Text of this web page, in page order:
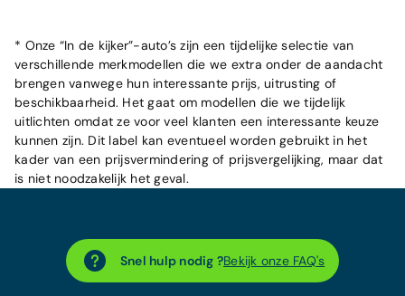
* Onze “In de kijker”-auto’s zijn een tijdelijke selectie van
verschillende merkmodellen die we extra onder de aandacht
brengen vanwege hun interessante prijs, uitrusting of
beschikbaarheid. Het gaat om modellen die we tijdelijk
uitlichten omdat ze voor veel klanten een interessante keuze
kunnen zijn. Dit label kan eventueel worden gebruikt in het
kader van een prijsvermindering of prijsvergelijking, maar dat
is niet noodzakelijk het geval.
Snel hulp nodig ?Bekijk onze FAQ's